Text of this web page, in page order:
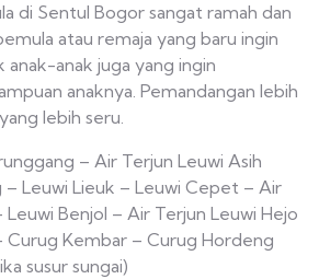
di Sentul Bogor sangat ramah dan
atau remaja yang baru ingin
anak-anak juga yang ingin
anaknya. Pemandangan lebih
lebih seru.
– Air Terjun Leuwi Asih
– Leuwi Lieuk – Leuwi Cepet – Air
Leuwi Benjol – Air Terjun Leuwi Hejo
Curug Kembar – Curug Hordeng
susur sungai)